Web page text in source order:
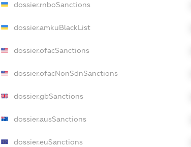
dossier.rnboSanctions
dossier.amkuBlackList
dossier.ofacSanctions
dossier.ofacNonSdnSanctions
dossier.gbSanctions
dossier.ausSanctions
dossier.euSanctions